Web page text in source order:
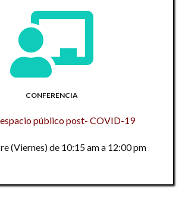
CONFERENCIA
público post- COVID-19
(Viernes) de 10:15 am a 12:00 pm